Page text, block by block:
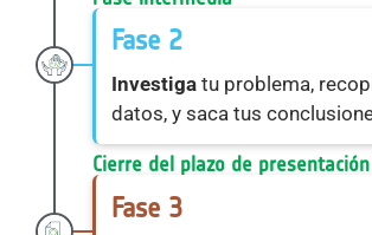
Fase 2
Investiga tu problema,
datos, y saca tus
Cierre del plazo de
Fase 3